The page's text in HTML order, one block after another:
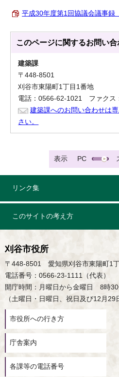
平成30年度第1回協議会議事録
このページに関するお問い合
建築課
〒448-8501
刈谷市東陽町1丁目1番地
電話：0566-62-1021 ファクス
建築課へのお問い合わせは
さい。
表示 PC
リンク集
このサイトの考え方
刈谷市役所
〒448-8501 愛知県刈谷市東陽町1
電話番号：0566-23-1111（代表）
開庁時間：月曜日から金曜日 8時
（土曜日・日曜日、祝日及び12月29
市役所への行き方
庁舎案内
各課等の電話番号